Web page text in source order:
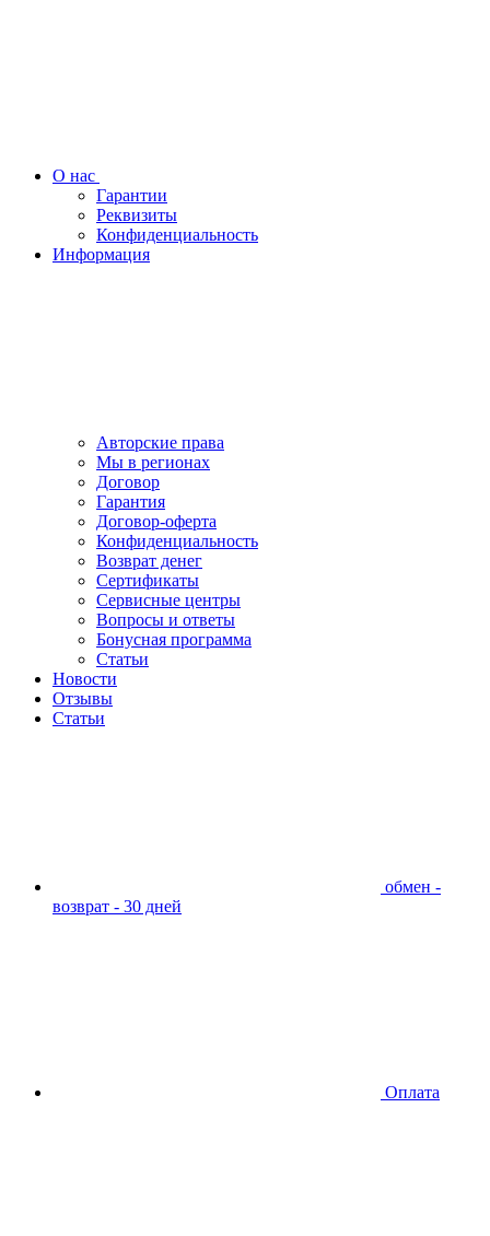
О нас
Гарантии
Реквизиты
Конфиденциальность
Информация
Авторские права
Мы в регионах
Договор
Гарантия
Договор-оферта
Конфиденциальность
Возврат денег
Сертификаты
Сервисные центры
Вопросы и ответы
Бонусная программа
Статьи
Новости
Отзывы
Статьи
обмен -
возврат - 30 дней
Оплата